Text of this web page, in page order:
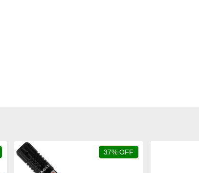
37% OFF